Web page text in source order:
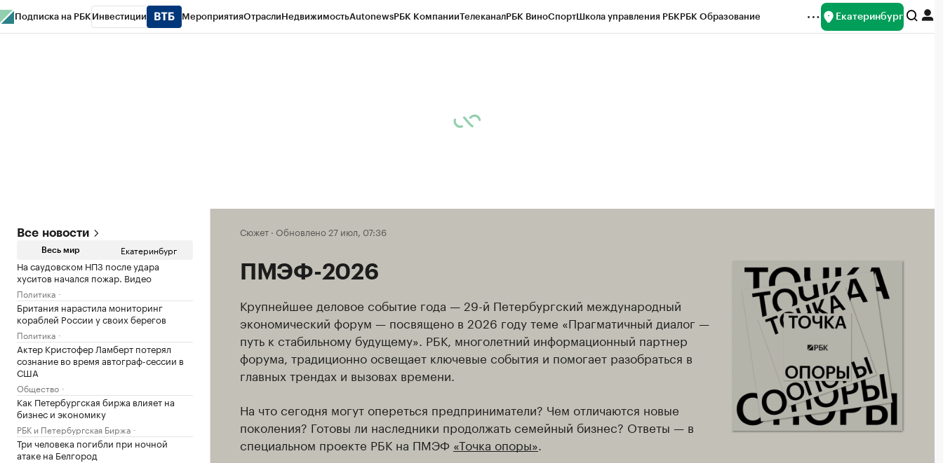
Подписка на РБК Инвестиции МероприятияОтраслиНедвижимостьAutonewsРБК КомпанииТелеканалРБК ВиноСпортШкола управления РБКРБК Образование Екатеринбург
Все новости
Весь мир Екатеринбург
На саудовском НПЗ после удара
хуситов начался пожар. Видео
Политика
Британия нарастила мониторинг
кораблей России у своих берегов
Политика
Актер Кристофер Ламберт потерял
сознание во время автограф-сессии в
США
Общество
Как Петербургская биржа влияет на
бизнес и экономику
РБК и Петербургская Биржа
Три человека погибли при ночной
атаке на Белгород
Сюжет · Обновлено 27 июл, 07:36
ПМЭФ-2026
Крупнейшее деловое событие года — 29-й Петербургский международный
экономический форум — посвящено в 2026 году теме «Прагматичный диалог —
путь к стабильному будущему». РБК, многолетний информационный партнер
форума, традиционно освещает ключевые события и помогает разобраться в
главных трендах и вызовах времени.
На что сегодня могут опереться предприниматели? Чем отличаются новые
поколения? Готовы ли наследники продолжать семейный бизнес? Ответы — в
специальном проекте РБК на ПМЭФ «Точка опоры»